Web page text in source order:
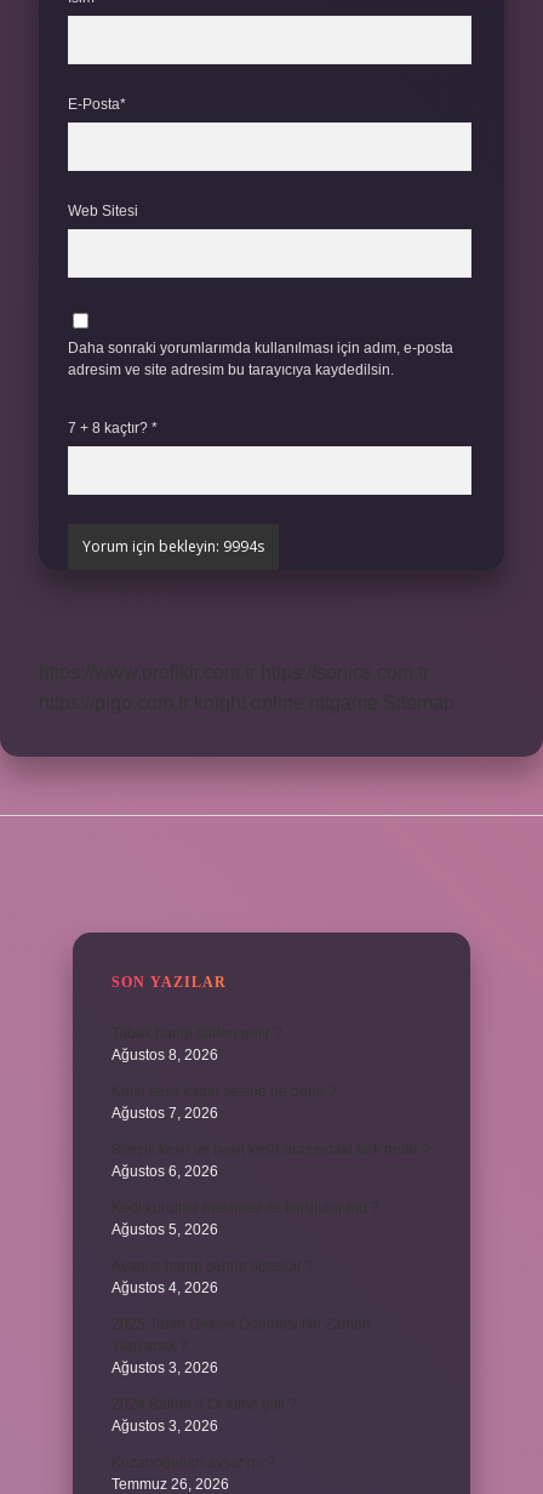
E-Posta*
Web Sitesi
Daha sonraki yorumlarımda kullanılması için adım, e-posta
adresim ve site adresim bu tarayıcıya kaydedilsin.
7 + 8 kaçtır? *
SON YAZILAR
Ağustos 8, 2026
Ağustos 7, 2026
Ağustos 6, 2026
Ağustos 5, 2026
Ağustos 4, 2026
Ağustos 3, 2026
Ağustos 3, 2026
Temmuz 26, 2026